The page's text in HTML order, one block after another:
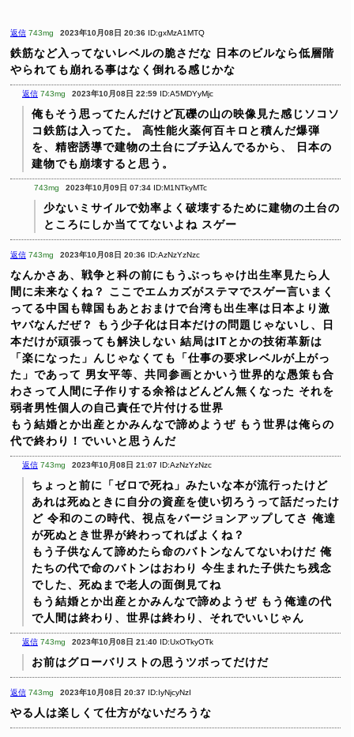
返信 743mg 2023年10月08日 20:36 ID:gxMzA1MTQ
鉄筋など入ってないレベルの脆さだな 日本のビルなら低層階
やられても崩れる事はなく倒れる感じかな
返信 743mg 2023年10月08日 22:59 ID:A5MDYyMjc
俺もそう思ってたんだけど瓦礫の山の映像見た感じソコソ
コ鉄筋は入ってた。
高性能火薬何百キロと積んだ爆弾
を、精密誘導で建物の土台にブチ込んでるから、
日本の
建物でも崩壊すると思う。
743mg 2023年10月09日 07:34 ID:M1NTkyMTc
少ないミサイルで効率よく破壊するために建物の土台の
ところにしか当ててないよね スゲー
返信 743mg 2023年10月08日 20:36 ID:AzNzYzNzc
なんかさあ、戦争と科の前にもうぶっちゃけ出生率見たら人
間に未来なくね？
ここでエムカズがステマでスゲー言いまく
ってる中国も韓国もあとおまけで台湾も出生率は日本より激
ヤバなんだぜ？
もう少子化は日本だけの問題じゃないし、日
本だけが頑張っても解決しない 結局はITとかの技術革新は
「楽になった」んじゃなくても「仕事の要求レベルが上がっ
た」であって 男女平等、共同参画とかいう世界的な愚策も合
わさって人間に子作りする余裕はどんどん無くなった それを
弱者男性個人の自己責任で片付ける世界
もう結婚とか出産とかみんなで諦めようぜ もう世界は俺らの
代で終わり！でいいと思うんだ
返信 743mg 2023年10月08日 21:07 ID:AzNzYzNzc
ちょっと前に「ゼロで死ね」みたいな本が流行ったけど
あれは死ぬときに自分の資産を使い切ろうって話だったけ
ど 令和のこの時代、視点をバージョンアップしてさ 俺達
が死ぬとき世界が終わってればよくね？
もう子供なんて諦めたら命のバトンなんてないわけだ 俺
たちの代で命のバトンはおわり 今生まれた子供たち残念
でした、死ぬまで老人の面倒見てね
もう結婚とか出産とかみんなで諦めようぜ もう俺達の代
で人間は終わり、世界は終わり、それでいいじゃん
返信 743mg 2023年10月08日 21:40 ID:UxOTkyOTk
お前はグローバリストの思うツボってだけだ
返信 743mg 2023年10月08日 20:37 ID:IyNjcyNzI
やる人は楽しくて仕方がないだろうな